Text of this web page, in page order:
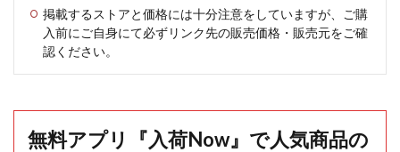
掲載するストアと価格には十分注意をしていますが、ご購
入前にご自身にて必ずリンク先の販売価格・販売元をご確
認ください。
無料アプリ『入荷Now』で人気商品の